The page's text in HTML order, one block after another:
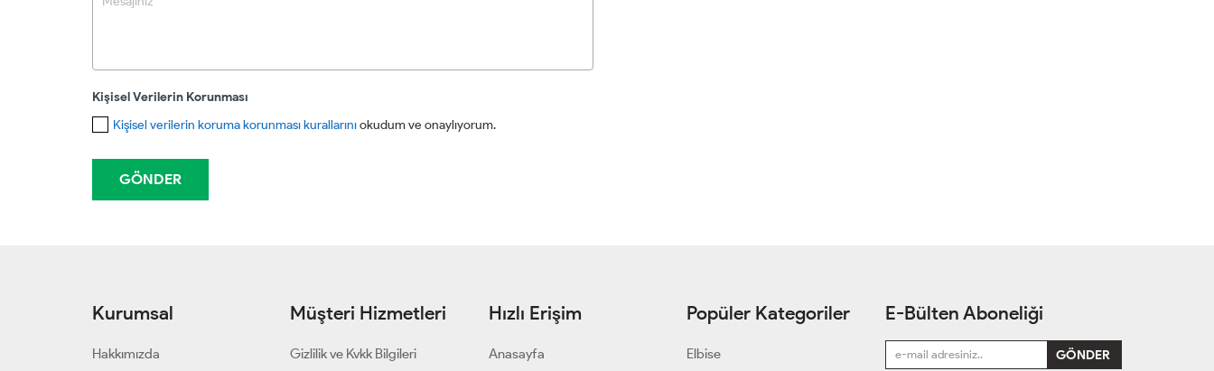
Kişisel Verilerin Korunması
Kişisel verilerin koruma korunması kurallarınıokudum ve onaylıyorum.
Kurumsal
Hakkımızda
Müşteri Hizmetleri
Gizlilik ve Kvkk Bilgileri
Hızlı Erişim
Anasayfa
Popüler Kategoriler
Elbise
E-Bülten Aboneliği